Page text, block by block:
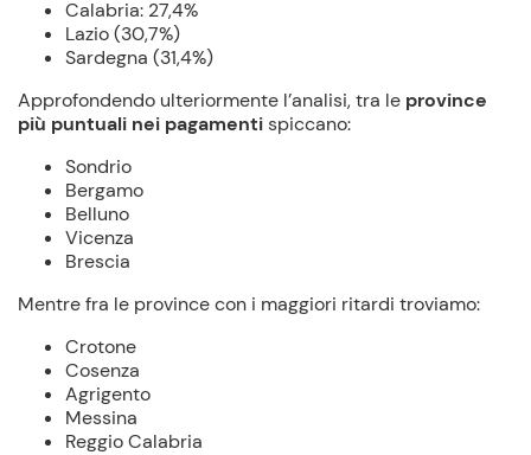
Calabria: 27,4%
Lazio (30,7%)
Sardegna (31,4%)
Approfondendo ulteriormente l’analisi, tra le province
più puntuali nei pagamentispiccano:
Sondrio
Bergamo
Belluno
Vicenza
Brescia
Mentre fra le province con i maggiori ritardi troviamo:
Crotone
Cosenza
Agrigento
Messina
Reggio Calabria